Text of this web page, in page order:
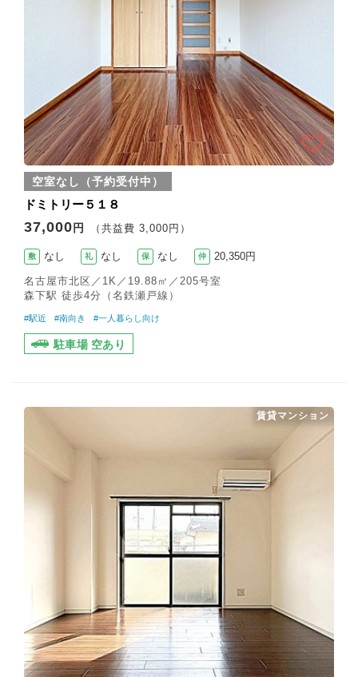
空室なし（予約受付中）
ドミトリー５１８
37,000 円 （共益費 3,000円）
敷 なし 礼 なし 保 なし 仲 20,350円
名古屋市北区／1K／19.88㎡／205号室
森下駅 徒歩4分（名鉄瀬戸線）
#駅近 #南向き #一人暮らし向け
駐車場 空あり
賃貸マンション